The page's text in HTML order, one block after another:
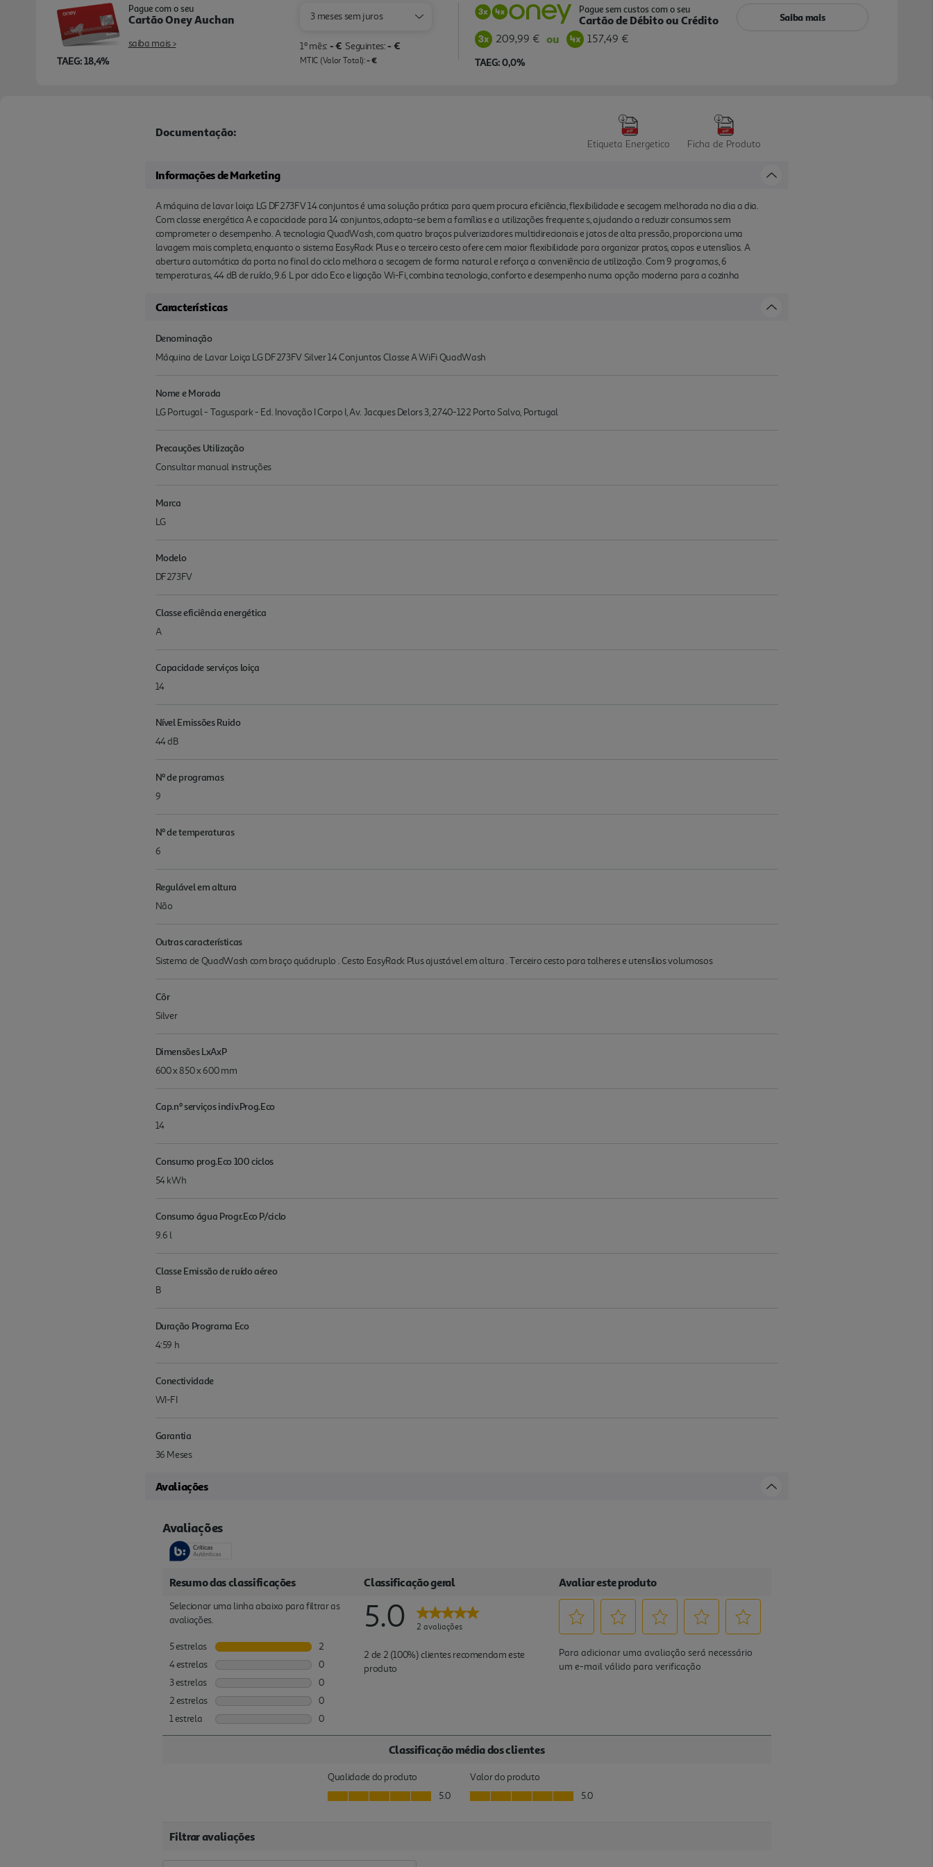
TAEG: 18,4%
Pague com o seu
Cartão Oney Auchan
saiba mais >
3 meses sem juros
1º mês: - € Seguintes:- €
MTIC (Valor Total):- €
Pague sem custos com o seu
Cartão de Débito ou Crédito
209,99 € ou 157,49 €
TAEG: 0,0%
Saiba mais
Documentação:
Etiqueta Energetico Ficha de Produto
Informações de Marketing
A máquina de lavar loiça LG DF273FV 14 conjuntos é uma solução prática para quem procura eficiência, flexibilidade e secagem melhorada no dia a dia.
Com classe energética A e capacidade para 14 conjuntos, adapta-se bem a famílias e a utilizações frequente s, ajudando a reduzir consumos sem
comprometer o desempenho. A tecnologia QuadWash, com quatro braços pulverizadores multidirecionais e jatos de alta pressão, proporciona uma
lavagem mais completa, enquanto o sistema EasyRack Plus e o terceiro cesto ofere cem maior flexibilidade para organizar pratos, copos e utensílios. A
abertura automática da porta no final do ciclo melhora a secagem de forma natural e reforça a conveniência de utilização. Com 9 programas, 6
temperaturas, 44 dB de ruído, 9.6 L por ciclo Eco e ligação Wi-Fi, combina tecnologia, conforto e desempenho numa opção moderna para a cozinha
Características
Denominação
Máquina de Lavar Loiça LG DF273FV Silver 14 Conjuntos Classe A WiFi QuadWash
Nome e Morada
LG Portugal - Taguspark - Ed. Inovação I Corpo I, Av. Jacques Delors 3, 2740-122 Porto Salvo, Portugal
Precauções Utilização
Consultar manual instruções
Marca
LG
Modelo
DF273FV
Classe eficiência energética
A
Capacidade serviços loiça
14
Nível Emissões Ruido
44 dB
Nº de programas
9
Nº de temperaturas
6
Regulável em altura
Não
Outras características
Sistema de QuadWash com braço quádruplo . Cesto EasyRack Plus ajustável em altura . Terceiro cesto para talheres e utensílios volumosos
Côr
Silver
Dimensões LxAxP
600 x 850 x 600 mm
Cap.nº serviços indiv.Prog.Eco
14
Consumo prog.Eco 100 ciclos
54 kWh
Consumo água Progr.Eco P/ciclo
9.6 l
Classe Emissão de ruído aéreo
B
Duração Programa Eco
4:59 h
Conectividade
WI-FI
Garantia
36 Meses
Avaliações